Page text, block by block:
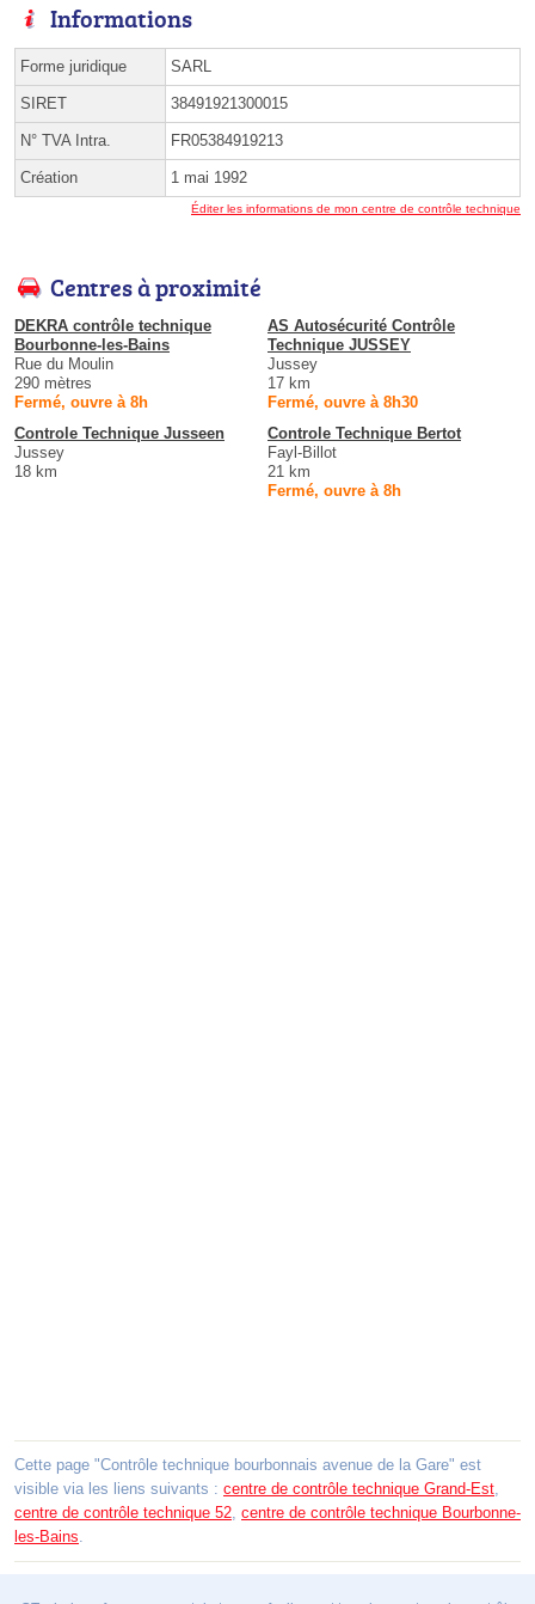
Informations
Forme juridique SARL
SIRET 38491921300015
N° TVA Intra. FR05384919213
Création 1 mai 1992
Éditer les informations de mon centre de contrôle technique
Centres à proximité
DEKRA contrôle technique
Bourbonne-les-Bains
Rue du Moulin
290 mètres
Fermé, ouvre à 8h
AS Autosécurité Contrôle
Technique JUSSEY
Jussey
17 km
Fermé, ouvre à 8h30
Controle Technique Jusseen
Jussey
18 km
Controle Technique Bertot
Fayl-Billot
21 km
Fermé, ouvre à 8h
Cette page "Contrôle technique bourbonnais avenue de la Gare" est
visible via les liens suivants : centre de contrôle technique Grand-Est,
centre de contrôle technique 52, centre de contrôle technique Bourbonne-
les-Bains.